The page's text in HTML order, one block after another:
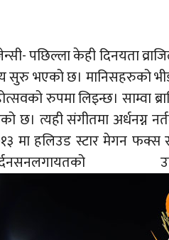
पछिल्ला केही दिनयता
सुरु भएको छ। मानिसहरुको
रुपमा लिइन्छ। साम्वा
छ। त्यही संगीतमा अर्धनग्न
मा हलिउड स्टार मेगन फक्स र